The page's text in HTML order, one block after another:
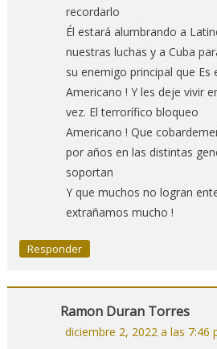
recordarlo
Él estará alumbrando a
nuestras luchas y a Cuba
su enemigo principal que Es
Americano ! Y les deje vivir
vez. El terrorífico bloqueo
Americano ! Que
por años en las distintas
soportan
Y que muchos no logran
extrañamos mucho !
Responder
Ramon Duran Torres
diciembre 2, 2022 a las 7:46